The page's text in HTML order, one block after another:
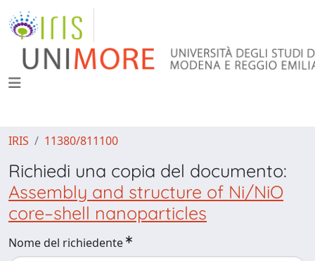
IRIS 11380/811100
Richiedi una copia del documento:
Assembly and structure of Ni/NiO
core–shell nanoparticles
Nome del richiedente